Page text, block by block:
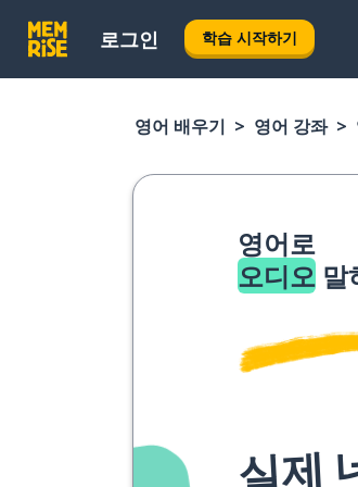
로그인 학습 시작하기
영어 배우기 영어 강좌
영어로
오디오 말
실제